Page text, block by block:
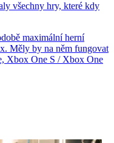
všechny hry, které kdy
maximální herní
Měly by na něm fungovat
Xbox One S / Xbox One